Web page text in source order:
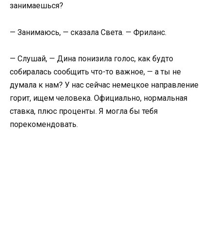
занимаешься?
— Занимаюсь, — сказала Света. — Фриланс.
— Слушай, — Дина понизила голос, как будто
собиралась сообщить что-то важное, — а ты не
думала к нам? У нас сейчас немецкое направление
горит, ищем человека. Официально, нормальная
ставка, плюс проценты. Я могла бы тебя
порекомендовать.